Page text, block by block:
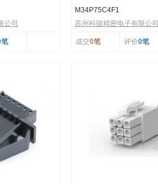
公司
M34P75C4F1
苏州科骏精密电子有限公司
成交0笔 评价0笔